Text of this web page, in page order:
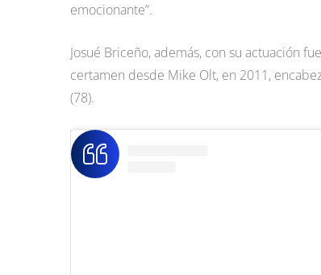
emocionante”.
Josué Briceño, además, con su actuación
certamen desde Mike Olt, en 2011,
(78).